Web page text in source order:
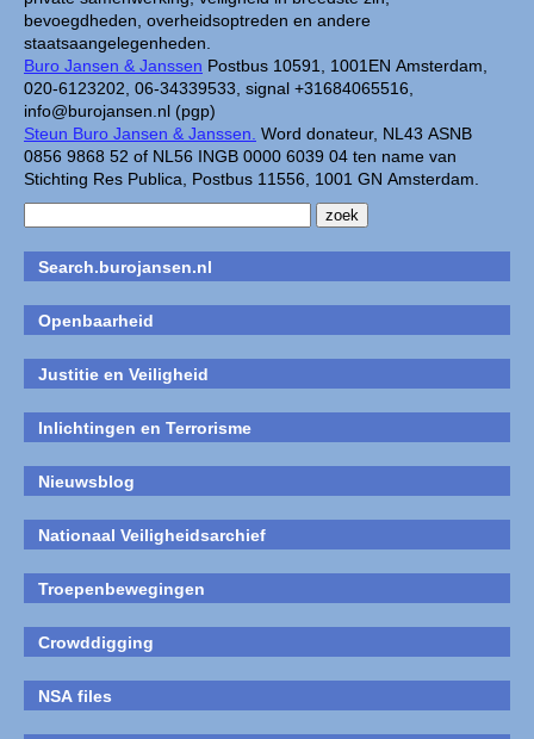
bevoegdheden, overheidsoptreden en andere
staatsaangelegenheden.
Buro Jansen & Janssen Postbus 10591, 1001EN Amsterdam,
020-6123202, 06-34339533, signal +31684065516,
info@burojansen.nl (pgp)
Steun Buro Jansen & Janssen. Word donateur, NL43 ASNB
0856 9868 52 of NL56 INGB 0000 6039 04 ten name van
Stichting Res Publica, Postbus 11556, 1001 GN Amsterdam.
Search.burojansen.nl
Openbaarheid
Justitie en Veiligheid
Inlichtingen en Terrorisme
Nieuwsblog
Nationaal Veiligheidsarchief
Troepenbewegingen
Crowddigging
NSA files